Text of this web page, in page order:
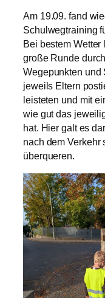
Am 19.09. fand
Schulwegtraining
Bei bestem
große Runde
Wegepunkten und
jeweils Eltern
leisteten und mit
wie gut das
hat. Hier galt es
nach dem Verkehr
überqueren.